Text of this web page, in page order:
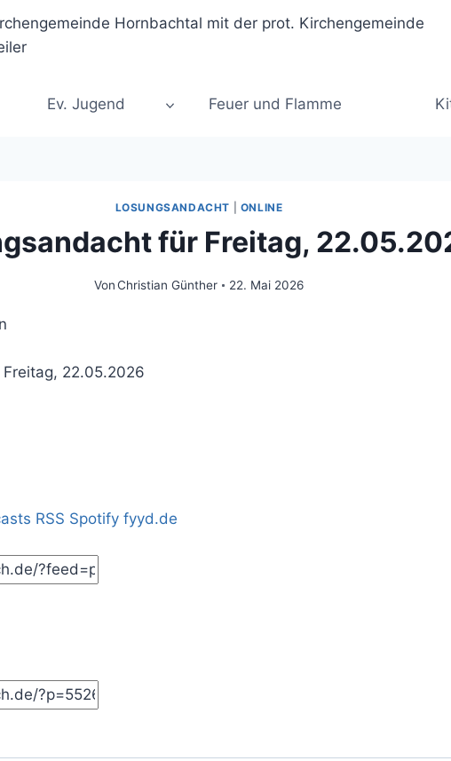
Ev. Jugend Feuer und Flamme
LOSUNGSANDACHT ONLINE
für Freitag,
Von Christian Günther 22. Mai 2026
22.05.2026
RSS Spotify fyyd.de